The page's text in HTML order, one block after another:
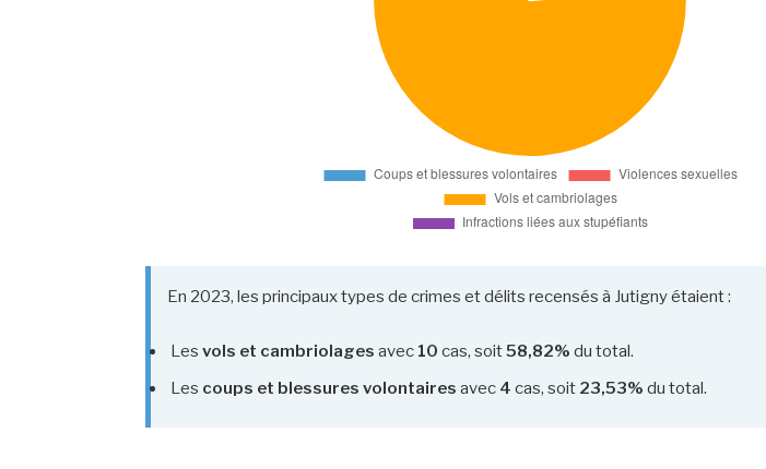
En 2023, les principaux types de crimes et délits recensés à Jutigny étaient :
Les vols et cambriolages avec 10 cas, soit58,82% du total.
Les coups et blessures volontaires avec 4 cas, soit 23,53% du total.